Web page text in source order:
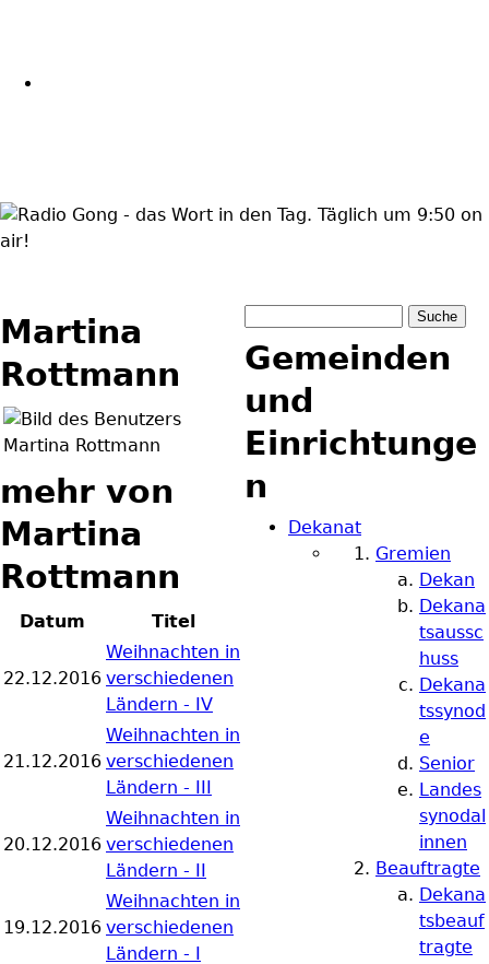
wortindentag-
Martina
Rottmann
mehr von
Martina
Rottmann
Datum Titel
22.12.2016
Weihnachten in
verschiedenen
Ländern - IV
21.12.2016
Weihnachten in
verschiedenen
Ländern - III
20.12.2016
Weihnachten in
verschiedenen
Ländern - II
19.12.2016
Weihnachten in
verschiedenen
Ländern - I
Gemeinden
und
Einrichtunge
n
Dekanat
Gremien
Dekan
Dekana
tsaussc
huss
Dekana
tssynod
e
Senior
Landes
synodal
innen
Beauftragte
Dekana
tsbeauf
tragte